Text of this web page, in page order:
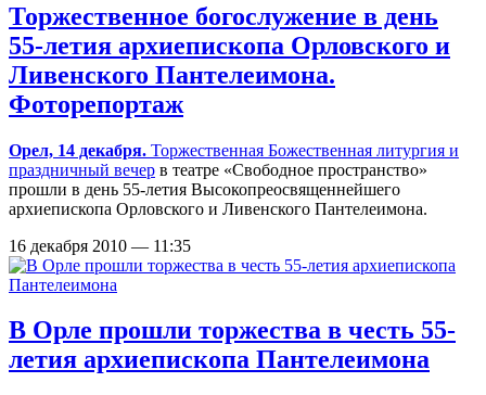
Торжественное богослужение в день
55-летия архиепископа Орловского и
Ливенского Пантелеимона.
Фоторепортаж
Орел, 14 декабря. Торжественная Божественная литургия и
праздничный вечер в театре «Свободное пространство»
прошли в день 55-летия Высокопреосвященнейшего
архиепископа Орловского и Ливенского Пантелеимона.
16 декабря 2010 — 11:35
В Орле прошли торжества в честь 55-
летия архиепископа Пантелеимона